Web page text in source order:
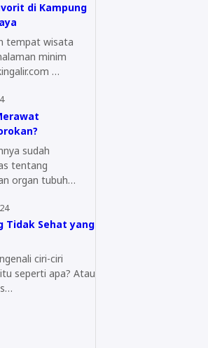
di Kampung
tempat wisata
minim
bujet, mungkin rejekingalir.com …
sudah
organ tubuh
Tidak Sehat yang
ciri-ciri
seperti apa? Atau